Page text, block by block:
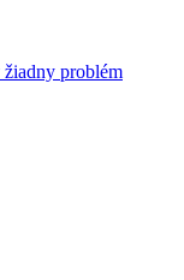
problém